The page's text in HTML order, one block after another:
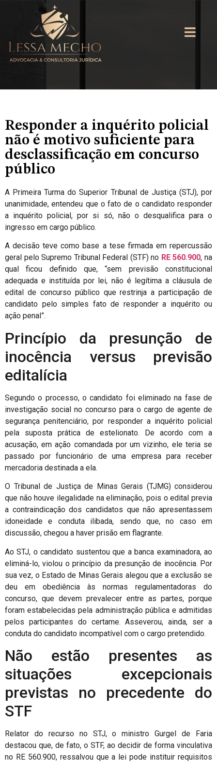
Responder a inquérito policial
não é motivo suficiente para
desclassificação em concurso
público
A Primeira Turma do Superior Tribunal de Justiça (STJ), por
unanimidade, entendeu que o fato de o candidato responder
a inquérito policial, por si só, não o desqualifica para o
ingresso em cargo público.
A decisão teve como base a tese firmada em repercussão
geral pelo Supremo Tribunal Federal (STF) no RE 560.900, na
qual ficou definido que, “sem previsão constitucional
adequada e instituída por lei, não é legítima a cláusula de
edital de concurso público que restrinja a participação de
candidato pelo simples fato de responder a inquérito ou
ação penal”.
Princípio da presunção de
inocência versus previsão
editalícia
Segundo o processo, o candidato foi eliminado na fase de
investigação social no concurso para o cargo de agente de
segurança penitenciário, por responder a inquérito policial
pela suposta prática de estelionato. De acordo com a
acusação, em ação comandada por um vizinho, ele teria se
passado por funcionário de uma empresa para receber
mercadoria destinada a ela.
O Tribunal de Justiça de Minas Gerais (TJMG) considerou
que não houve ilegalidade na eliminação, pois o edital previa
a contraindicação dos candidatos que não apresentassem
idoneidade e conduta ilibada, sendo que, no caso em
discussão, chegou a haver prisão em flagrante.
Ao STJ, o candidato sustentou que a banca examinadora, ao
eliminá-lo, violou o princípio da presunção de inocência. Por
sua vez, o Estado de Minas Gerais alegou que a exclusão se
deu em obediência às normas regulamentadoras do
concurso, que devem prevalecer entre as partes, porque
foram estabelecidas pela administração pública e admitidas
pelos participantes do certame. Asseverou, ainda, ser a
conduta do candidato incompatível com o cargo pretendido.
Não estão presentes as
situações excepcionais
previstas no precedente do
STF
Relator do recurso no STJ, o ministro Gurgel de Faria
destacou que, de fato, o STF, ao decidir de forma vinculativa
no RE 560.900, ressalvou que a lei pode instituir requisitos